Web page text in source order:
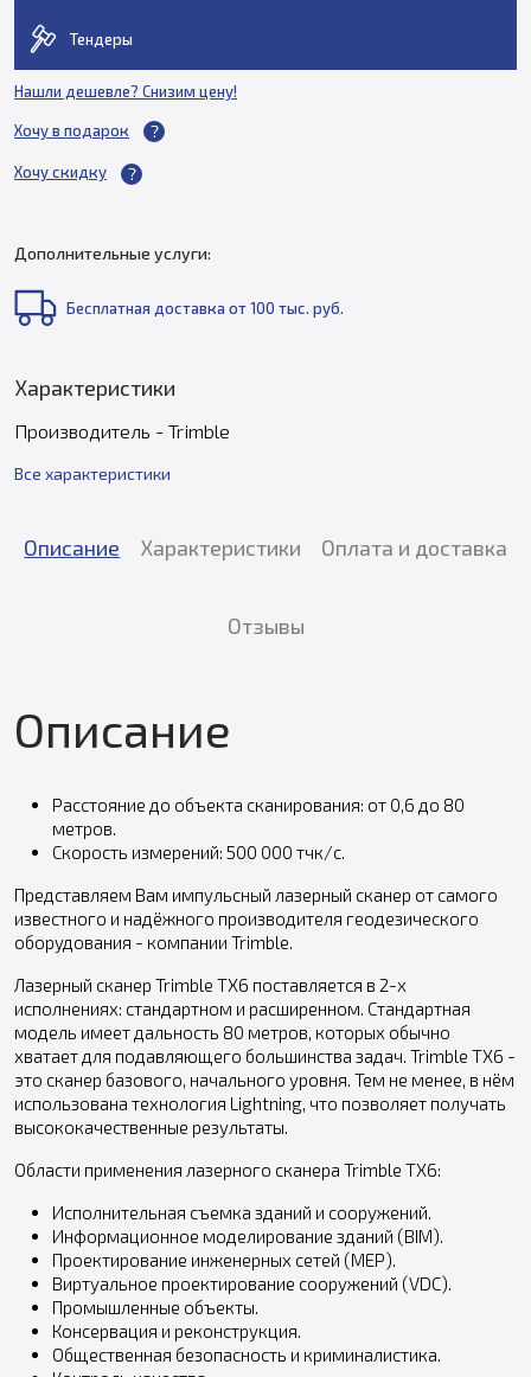
Тендеры
Нашли дешевле? Снизим цену!
Хочу в подарок
Хочу скидку
Дополнительные услуги:
Бесплатная доставка от 100 тыс. руб.
Характеристики
Производитель - Trimble
Все характеристики
Описание Характеристики Оплата и доставка
Отзывы
Описание
Расстояние до объекта сканирования: от 0,6 до 80
метров.
Скорость измерений: 500 000 тчк/с.
Представляем Вам импульсный лазерный сканер от самого
известного и надёжного производителя геодезического
оборудования - компании Trimble.
Лазерный сканер Trimble TX6 поставляется в 2-х
исполнениях: стандартном и расширенном. Стандартная
модель имеет дальность 80 метров, которых обычно
хватает для подавляющего большинства задач. Trimble TX6 -
это сканер базового, начального уровня. Тем не менее, в нём
использована технология Lightning, что позволяет получать
высококачественные результаты.
Области применения лазерного сканера Trimble TX6:
Исполнительная съемка зданий и сооружений.
Информационное моделирование зданий (BIM).
Проектирование инженерных сетей (MEP).
Виртуальное проектирование сооружений (VDC).
Промышленные объекты.
Консервация и реконструкция.
Общественная безопасность и криминалистика.